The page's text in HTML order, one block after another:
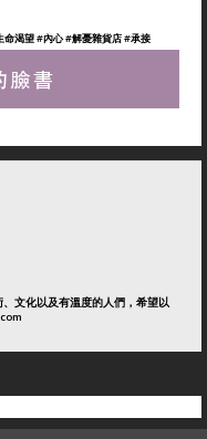
命渴望#內心#解憂雜貨店#承接
文化以及有溫度的人們，希望以